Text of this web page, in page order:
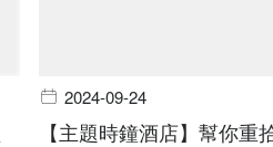
2024-09-24
【主題時鐘酒店】幫你重